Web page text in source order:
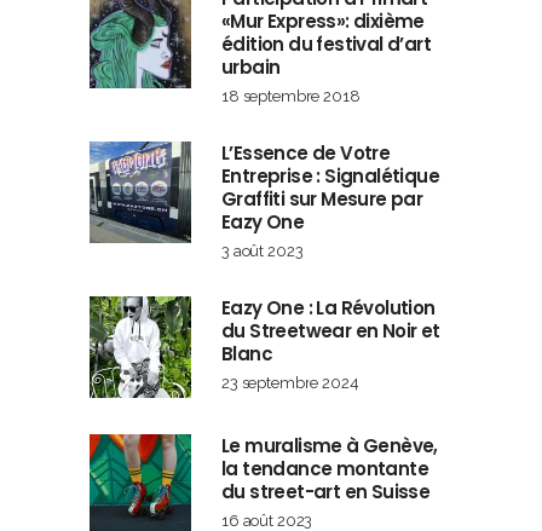
«Mur Express»: dixième
édition du festival d’art
urbain
18 septembre 2018
L’Essence de Votre
Entreprise : Signalétique
Graffiti sur Mesure par
Eazy One
3 août 2023
Eazy One : La Révolution
du Streetwear en Noir et
Blanc
23 septembre 2024
Le muralisme à Genève,
la tendance montante
du street-art en Suisse
16 août 2023